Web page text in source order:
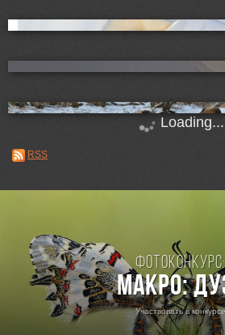
Loading...
RSS
Макро:
Участвовать в конкурсе